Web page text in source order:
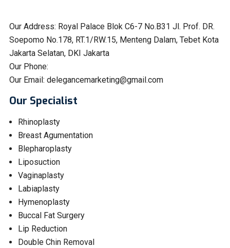
Our Address: Royal Palace Blok C6-7 No.B31 Jl. Prof. DR.
Soepomo No.178, RT.1/RW.15, Menteng Dalam, Tebet Kota
Jakarta Selatan, DKI Jakarta
Our Phone:
Our Email: delegancemarketing@gmail.com
Our Specialist
Rhinoplasty
Breast Agumentation
Blepharoplasty
Liposuction
Vaginaplasty
Labiaplasty
Hymenoplasty
Buccal Fat Surgery
Lip Reduction
Double Chin Removal